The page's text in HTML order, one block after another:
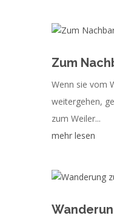
Zum
Wenn sie vom
weitergehen,
zum Weiler...
mehr lesen